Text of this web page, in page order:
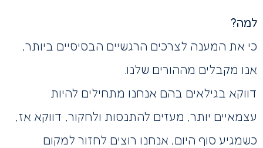
למה?
כי את המענה לצרכים הרגשיים הבסיסיים ביותר,
אנו מקבלים מההורים שלנו.
דווקא בגילאים בהם אנחנו מתחילים להיות
עצמאיים יותר, מעזים להתנסות ולחקור, דווקא אז,
כשמגיע סוף היום, אנחנו רוצים לחזור למקום